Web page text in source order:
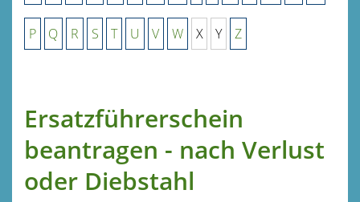
P Q R S T U V W X Y Z
Ersatzführerschein
beantragen - nach Verlust
oder Diebstahl